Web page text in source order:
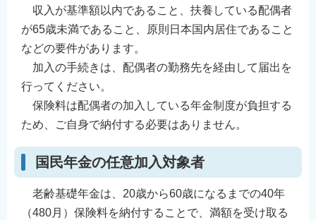
収入が基準額以内であること、扶養している配偶者
が65歳未満であること、原則日本国内居住であること
などの要件があります。
加入の手続きは、配偶者の勤務先を経由して届出を
行ってください。
保険料は配偶者の加入している年金制度が負担する
ため、ご自身で納付する必要はありません。
国民年金の任意加入対象者
老齢基礎年金は、20歳から60歳になるまでの40年
（480月）保険料を納付することで、満額を受け取る